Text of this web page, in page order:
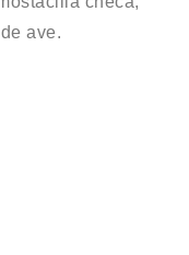
ave.